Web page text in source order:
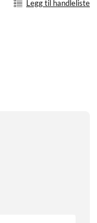
Legg til handleliste